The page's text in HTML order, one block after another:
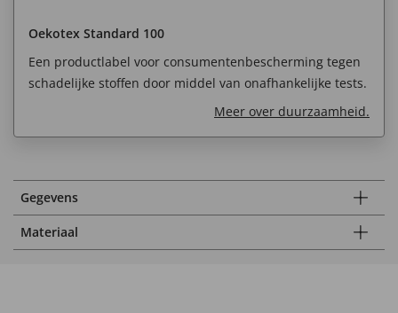
Oekotex Standard 100
Een productlabel voor consumentenbescherming tegen
schadelijke stoffen door middel van onafhankelijke tests.
Meer over duurzaamheid.
Gegevens
Materiaal